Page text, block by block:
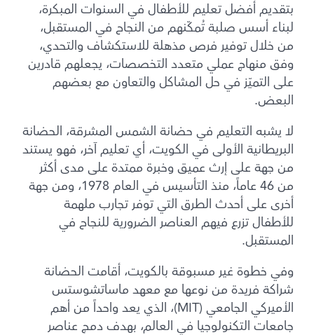
بتقديم أفضل تعليم للأطفال في السنوات المبكرة،
لبناء أسس صلبة تُمكّنهم من النجاح في المستقبل،
من خلال توفير فرص مذهلة للاستكشاف والتحدي،
وفق منهاج عملي متعدد التخصصات، يجعلهم قادرين
على التميّز في حل المشاكل والتعاون مع بعضهم
البعض.
لا يشبه التعليم في حضانة الشمس المشرقة، الحضانة
البريطانية الأولى في الكويت، أي تعليم آخر، فهو يستند
من جهة على إرث عميق وخبرة ممتدة على مدى أكثر
من 46 عاماً، منذ التأسيس في العام 1978، ومن جهة
أخرى على أحدث الطرق التي توفر تجارب ملهمة
للأطفال تزرع فيهم العناصر الضرورية للنجاح في
المستقبل.
وفي خطوة غير مسبوقة بالكويت، أقامت الحضانة
شراكة فريدة من نوعها مع معهد ماساتشوستس
الأميركي الجامعي (MIT)، الذي يعد واحداً من أهم
جامعات التكنولوجيا في العالم، بهدف دمج عناصر